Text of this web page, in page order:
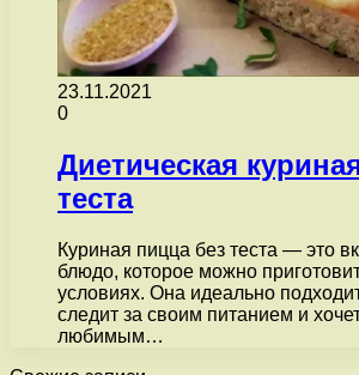
23.11.2021
0
Диетическая
теста
Куриная пицца без теста — это
блюдо, которое можно
условиях. Она идеально
следит за своим питанием и
любимым…